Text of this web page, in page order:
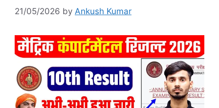
21/05/2026 by Ankush Kumar